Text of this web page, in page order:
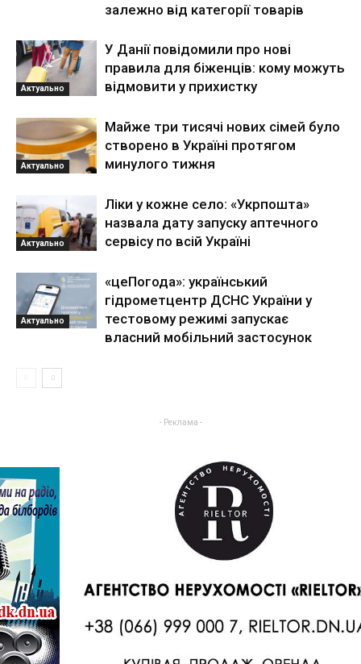
залежно від категорії товарів
Актуально
У Данії повідомили про нові
правила для біженців: кому можуть
відмовити у прихистку
Актуально
Майже три тисячі нових сімей було
створено в Україні протягом
минулого тижня
Актуально
Ліки у кожне село: «Укрпошта»
назвала дату запуску аптечного
сервісу по всій Україні
Актуально
«цеПогода»: український
гідрометцентр ДСНС України у
тестовому режимі запускає
власний мобільний застосунок
- Реклама -